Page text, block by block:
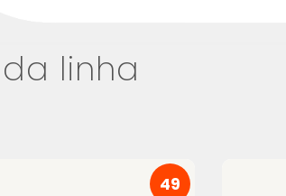
da linha
49